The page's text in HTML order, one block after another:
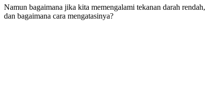
Namun bagaimana jika kita memengalami tekanan darah rendah,
dan bagaimana cara mengatasinya?